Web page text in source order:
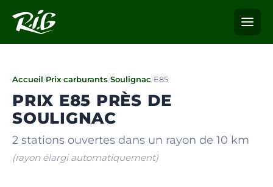
Accueil/Prix carburants/Soulignac/E85
PRIX E85 PRÈS DE
SOULIGNAC
2 stations ouvertes dans un rayon de 10 km
(rayon élargi automatiquement)